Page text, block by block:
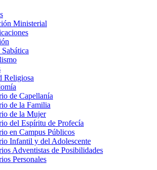
Ministerial
Religiosa
de Capellanía
de la Familia
de la Mujer
del Espíritu de Profecía
en Campus Públicos
Infantil y del Adolescente
Adventistas de Posibilidades
Personales